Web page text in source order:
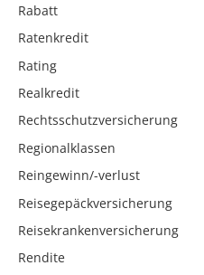
Rabatt
Ratenkredit
Rating
Realkredit
Rechtsschutzversicherung
Regionalklassen
Reingewinn/-verlust
Reisegepäckversicherung
Reisekrankenversicherung
Rendite